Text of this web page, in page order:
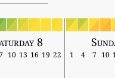
8
10 13 16 19 22 1 4 7 10